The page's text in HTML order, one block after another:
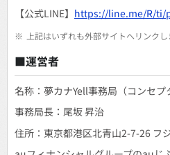
【公式LINE】 https://line.me/R/ti/
※ 上記はいずれも外部サイトへリンクし
■運営者
名称：夢カナYell事務局（コンセプ
事務局長：尾坂 昇治
住所：東京都港区北青山2-7-26 フ